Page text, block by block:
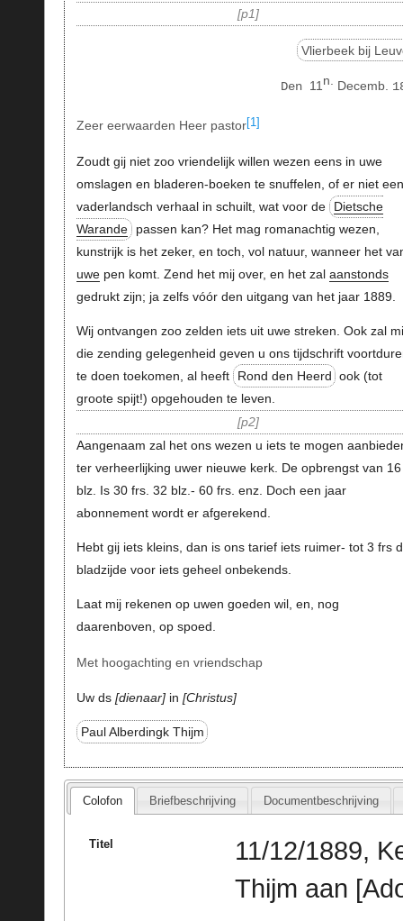
p1
Vlierbeek bij
Den 11 n. Decemb.
Zeer eerwaarden Heer pastor[1]
Zoudt gij niet zoo vriendelijk willen wezen eens in uwe
omslagen en bladeren-boeken te snuffelen, of er niet
vaderlandsch verhaal in schuilt, wat voor de
Dietsche
Warande passen kan? Het mag romanachtig wezen,
kunstrijk is het zeker, en toch, vol natuur, wanneer het
uwepen komt. Zend het mij over, en het zal aanstonds
gedrukt zijn; ja zelfs vóór den uitgang van het jaar 1889.
Wij ontvangen zoo zelden iets uit uwe streken. Ook zal
die zending gelegenheid geven u ons tijdschrift
te doen toekomen, al heeft
Rond den Heerd ook (tot
groote spijt!) opgehouden te leven.
p2
Aangenaam zal het ons wezen u iets te mogen
ter verheerlijking uwer nieuwe kerk. De opbrengst van 16
blz. Is 30 frs. 32 blz.- 60 frs. enz. Doch een jaar
abonnement wordt er afgerekend.
Hebt gij iets kleins, dan is ons tarief iets ruimer- tot 3 frs
bladzijde voor iets geheel onbekends.
Laat mij rekenen op uwen goeden wil, en, nog
daarenboven, op spoed.
Met hoogachting en vriendschap
Uw ds dienaar in Christus
Paul Alberdingk Thijm
Colofon Briefbeschrijving Documentbeschrijving
Titel
11/12/1889,
Thijm aan